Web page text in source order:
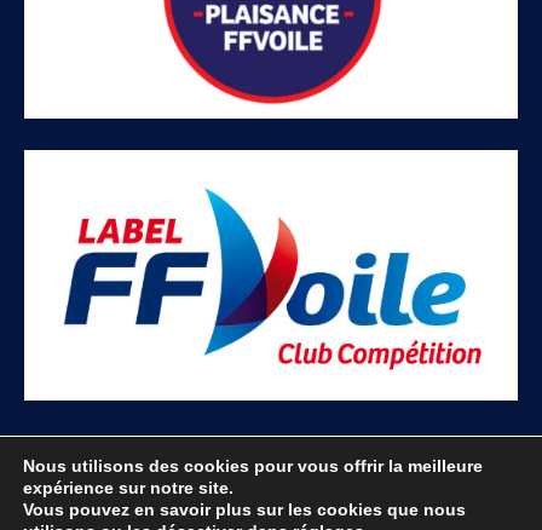
Mentions Légales
Nous utilisons des cookies pour vous offrir la meilleure
expérience sur notre site.
Vous pouvez en savoir plus sur les cookies que nous